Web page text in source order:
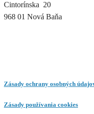
Cintorínska 20
968 01 Nová Baňa
Zásady ochrany osobných
Zásady používania cookies